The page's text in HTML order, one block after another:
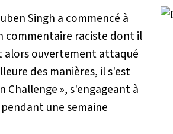
Singh a commencé à
commentaire raciste dont il
alors ouvertement attaqué
des manières, il s'est
Challenge », s'engageant à
une semaine